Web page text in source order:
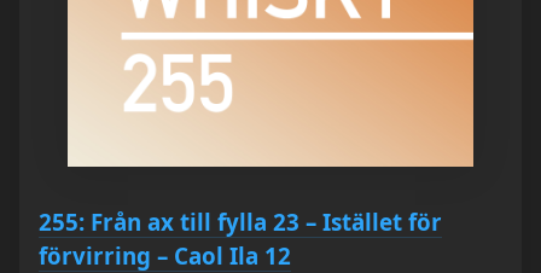
255: Från ax till fylla 23 – Istället för
förvirring – Caol Ila 12